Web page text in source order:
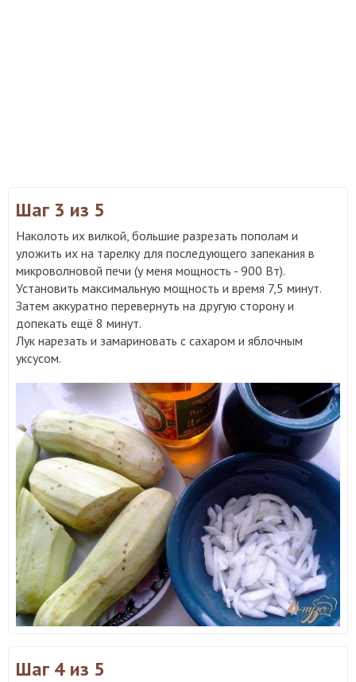
Шаг 3 из 5
Наколоть их вилкой, большие разрезать пополам и
уложить их на тарелку для последующего запекания в
микроволновой печи (у меня мощность - 900 Вт).
Установить максимальную мощность и время 7,5 минут.
Затем аккуратно перевернуть на другую сторону и
допекать ещё 8 минут.
Лук нарезать и замариновать с сахаром и яблочным
уксусом.
Шаг 4 из 5